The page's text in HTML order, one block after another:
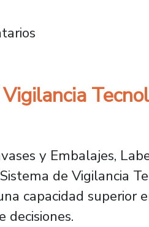
La alianza que
y Embalajes,
de Vigilancia
capacidad superior
decisiones.